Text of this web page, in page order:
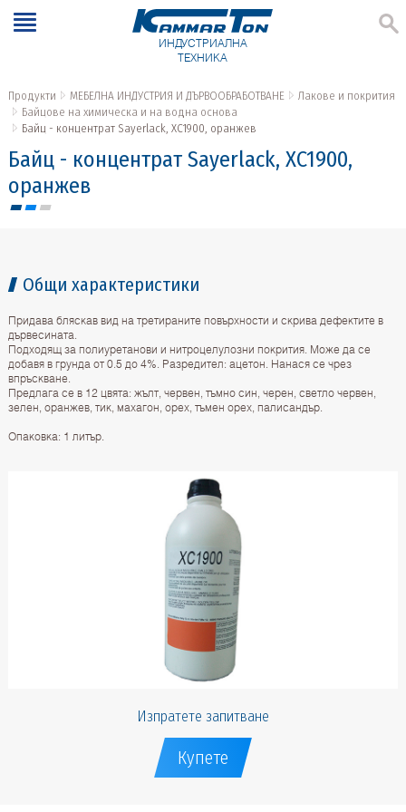
ИНДУСТРИАЛНА
ТЕХНИКА
Продукти МЕБЕЛНА ИНДУСТРИЯ И ДЪРВООБРАБОТВАНЕ
Лакове и покрития
Байцове на химическа и на водна основа
Байц - концентрат Sayerlack, XC1900, оранжев
Байц - концентрат Sayerlack, XC1900,
оранжев
Общи характеристики
Придава бляскав вид на третираните повърхности и скрива дефектите в
дървесината.
Подходящ за полиуретанови и нитроцелулозни покрития. Може да се
добавя в грунда от 0.5 до 4%. Разредител: ацетон. Нанася се чрез
впръскване.
Предлага се в 12 цвята: жълт, червен, тъмно син, черен, светло червен,
зелен, оранжев, тик, махагон, орех, тъмен орех, палисандър.
Опаковка: 1 литър.
Изпратете запитване
Купете